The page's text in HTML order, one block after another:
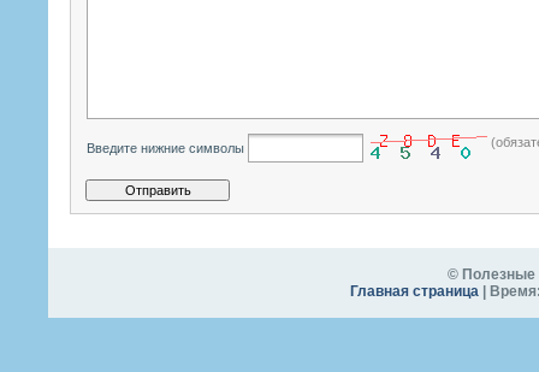
Введите нижние символы
© Полезные
Главная страница |